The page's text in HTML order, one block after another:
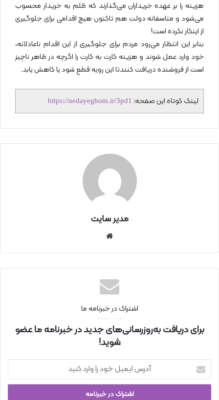
هزینه را بر عهده خریداران می‌گذارند که ظلم به خریدار محسوب
می‌شود و متاسفانه دولت هم تاکنون هیچ اقدامی برای جلوگیری
از اینکار نکرده است!
بنابر این انتظار می‌رود مردم برای جلوگیری از این اقدام ناعادلانه،
خود وارد عمل شوند و هزینه کارت به کارت را اگرچه در ظاهر ناچیز
است از فروشنده دریافت کنندتا این رویه قطع شود یا کاهش یابد.
لینک کوتاه این صفحه: https://nedayeghom.ir/3pd1
مدیر سایت
نتی
اشتراک در خبرنامه ما
برای دریافت به‌روزرسانی‌های جدید در خبرنامه ما عضو
شوید!
ر